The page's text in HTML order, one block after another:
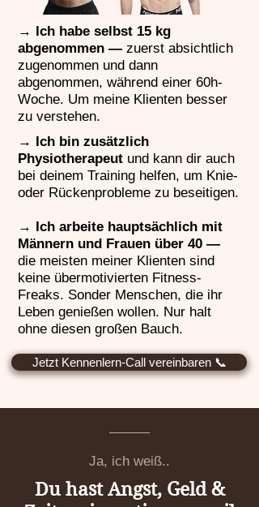
→ Ich habe selbst 15 kg
abgenommen — zuerst absichtlich
zugenommen und dann
abgenommen, während einer 60h-
Woche. Um meine Klienten besser
zu verstehen.
→ Ich bin zusätzlich
Physiotherapeut und kann dir auch
bei deinem Training helfen, um Knie-
oder Rückenprobleme zu beseitigen.
→ Ich arbeite hauptsächlich mit
Männern und Frauen über 40 —
die meisten meiner Klienten sind
keine übermotivierten Fitness-
Freaks. Sonder Menschen, die ihr
Leben genießen wollen. Nur halt
ohne diesen großen Bauch.
Jetzt Kennenlern-Call vereinbaren 📞
Ja, ich weiß..
Du hast Angst, Geld &